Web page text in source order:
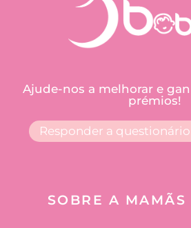
Ajude-nos a melhorar e
prémios!
Responder a
SOBRE A MAMÃS